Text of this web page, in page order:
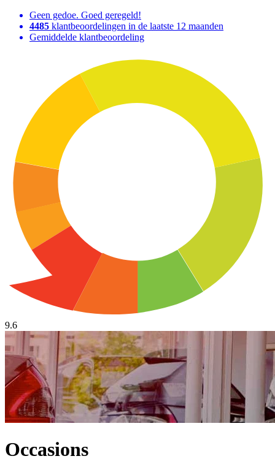
Geen gedoe. Goed geregeld!
4485 klantbeoordelingen in de laatste 12 maanden
Gemiddelde klantbeoordeling
9.6
Occasions